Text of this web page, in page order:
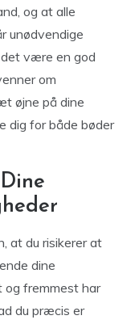
og at alle
unødvendige
det være en god
om
øjne på dine
dig for både bøder
at du risikerer at
dine
og fremmest har
du præcis er